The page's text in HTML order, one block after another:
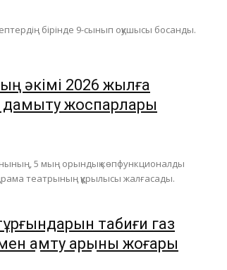
бірінде 9-сынып оқушысы босанды.
әкімі 2026 жылға
дамыту жоспарлары
5 мың орындық көпфункционалды
театрының құрылысы жалғасады.
табиғи газ
қамту қарқыны жоғары